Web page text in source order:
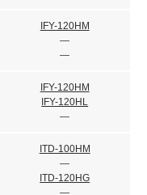
IFY-120HM
―
―
IFY-120HM
IFY-120HL
―
ITD-100HM
―
ITD-120HG
―